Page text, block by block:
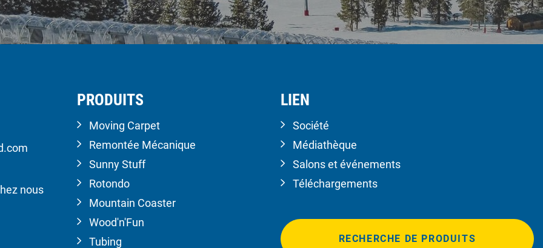
nous
PRODUITS
Moving Carpet
Remontée Mécanique
Sunny Stuff
Rotondo
Mountain Coaster
Wood'n'Fun
Tubing
LIEN
Société
Médiathèque
Salons et événements
Téléchargements
RECHERCHE DE PRODUITS